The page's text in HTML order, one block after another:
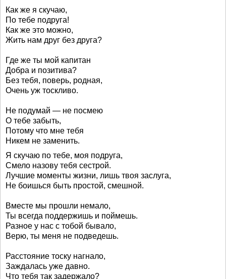
Как же я скучаю,
По тебе подруга!
Как же это можно,
Жить нам друг без друга?
Где же ты мой капитан
Добра и позитива?
Без тебя, поверь, родная,
Очень уж тоскливо.
Не подумай — не посмею
О тебе забыть,
Потому что мне тебя
Никем не заменить.
Я скучаю по тебе, моя подруга,
Смело назову тебя сестрой.
Лучшие моменты жизни, лишь твоя заслуга,
Не боишься быть простой, смешной.
Вместе мы прошли немало,
Ты всегда поддержишь и поймешь.
Разное у нас с тобой бывало,
Верю, ты меня не подведешь.
Расстояние тоску нагнало,
Заждалась уже давно.
Что тебя так задержало?